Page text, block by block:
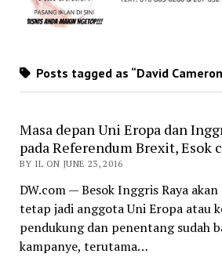
Posts tagged as “David
Masa depan Uni Eropa dan
pada Referendum Brexit, Esok
BY IL ON JUNE 23, 2016
DW.com — Besok Inggris Raya
tetap jadi anggota Uni Eropa atau
pendukung dan penentang sudah
kampanye, terutama…